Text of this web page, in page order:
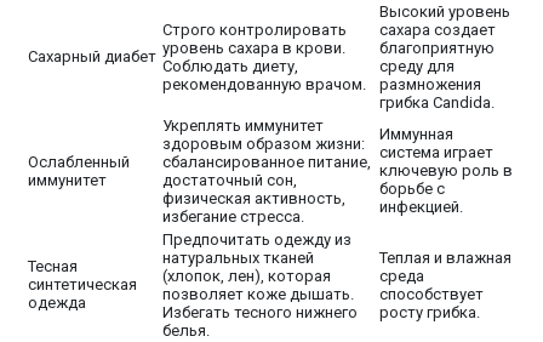
Сахарный диабет
Строго контролировать
уровень сахара в крови.
Соблюдать диету,
рекомендованную врачом.
Высокий уровень
сахара создает
благоприятную
среду для
размножения
грибка Candida.
Ослабленный
иммунитет
Укреплять иммунитет
здоровым образом жизни:
сбалансированное питание,
достаточный сон,
физическая активность,
избегание стресса.
Иммунная
система играет
ключевую роль в
борьбе с
инфекцией.
Тесная
синтетическая
одежда
Предпочитать одежду из
натуральных тканей
(хлопок, лен), которая
позволяет коже дышать.
Избегать тесного нижнего
белья.
Теплая и влажная
среда
способствует
росту грибка.